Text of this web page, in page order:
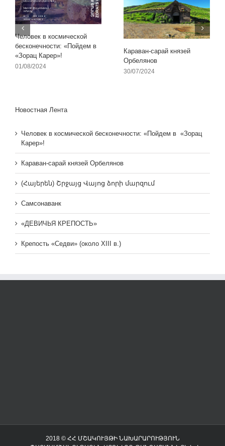
Человек в космической
бесконечности: «Пойдем в
«Зорац Карер»!
01/08/2024
Караван-сарай князей
Орбелянов
30/07/2024
Новостная Лента
Человек в космической бесконечности: «Пойдем в «Зорац
Карер»!
Караван-сарай князей Орбелянов
(Հայերեն) Շրջայց Վայոց ձորի մարզում
Самсонаванк
«ДЕВИЧЬЯ КРЕПОСТЬ»
Крепость «Седви» (около XIII в.)
2018 © ՀՀ ՄՇԱԿՈՒՅԹԻ ՆԱԽԱՐԱՐՈՒԹՅՈՒՆ